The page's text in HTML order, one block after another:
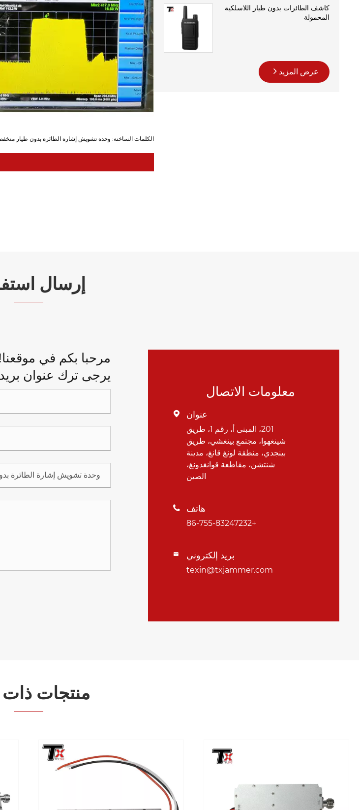
كاشف الطائرات بدون طيار اللاسلكية
المحمولة
عرض المزيد
الكلمات الساخنة: وحدة تشويش إشارة الطائرة بدون طيار
إرسال
معلومات الاتصال
 عنوان
201، المبنى أ، رقم 1، طريق
شينغهوا، مجتمع بينغشي، طريق
بينجدي، منطقة لونغ قانغ، مدينة
شنتشن، مقاطعة قوانغدونغ،
الصين
 هاتف
+86-755-83247232
 بريد إلكتروني
texin@txjammer.com
مرحبا بكم في
يرجى ترك عنوان بريدك
منتجات